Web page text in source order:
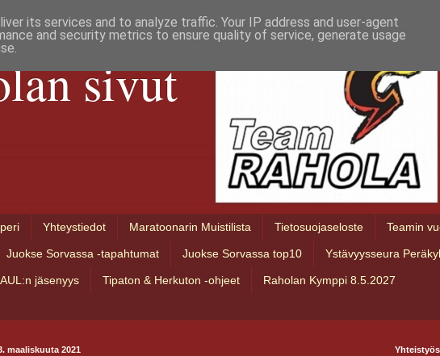
sivut
Yhteystiedot Maratoonarin Muistilista Tietosuojaseloste Teamin
Juokse Sorvassa -tapahtumat Juokse Sorvassa top10 Ystävyysseura
jäsenyys Tipaton & Herkuton -ohjeet Raholan Kymppi 8.5.2027
maaliskuuta 2021
its services and to analyze traffic. Your IP address and user-agent
and security metrics to ensure quality of service, generate usage